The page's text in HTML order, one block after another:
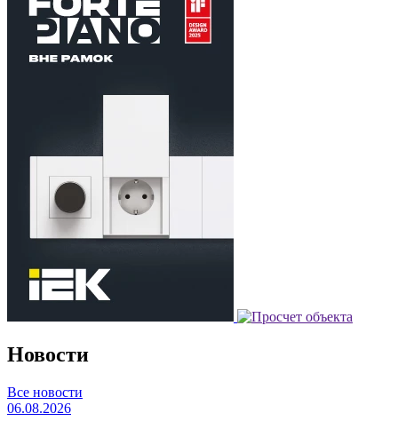
Новости
Все новости
06.08.2026